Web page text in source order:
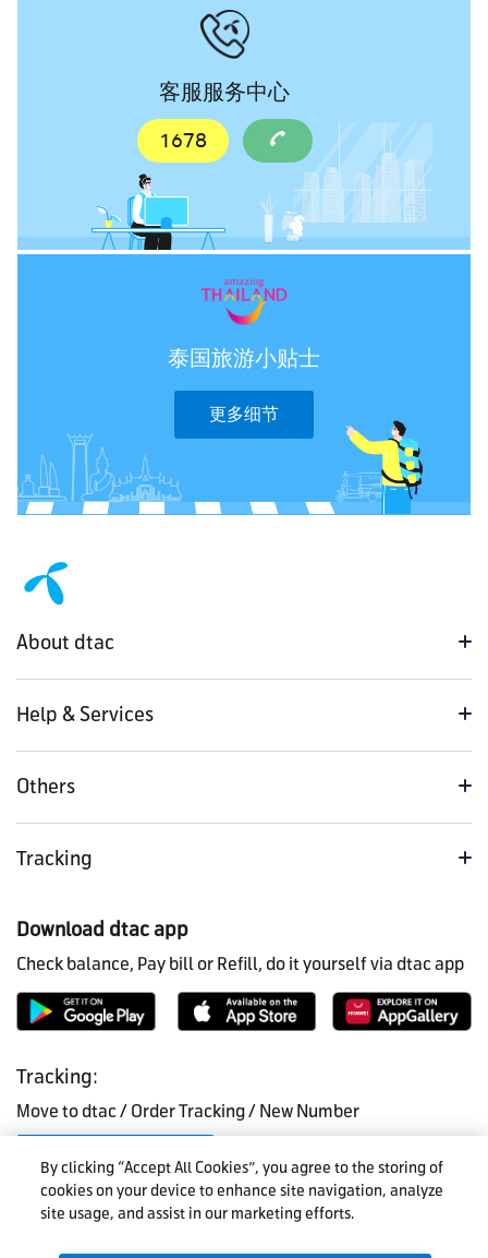
客服服务中心
1678
泰国旅游小贴士
更多细节
About dtac
Help & Services
Others
Tracking
Download dtac app
Check balance, Pay bill or Refill, do it yourself via dtac app
Tracking:
Move to dtac / Order Tracking / New Number
Check Status
By clicking “Accept All Cookies”, you agree to the storing of
cookies on your device to enhance site navigation, analyze
site usage, and assist in our marketing efforts.